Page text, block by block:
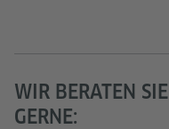
WIR BERATEN SIE
GERNE: